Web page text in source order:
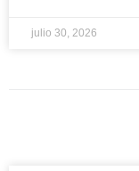
julio 30, 2026